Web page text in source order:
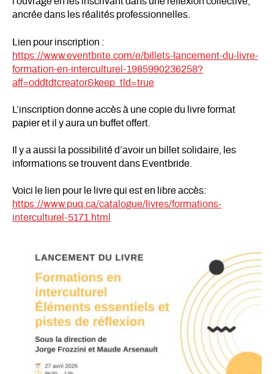
ancrée dans les réalités professionnelles.
Lien pour inscription :
https://www.eventbrite.com/e/billets-lancement-du-livre-
formation-en-interculturel-1985990236258?
aff=oddtdtcreator&keep_tld=true
L’inscription donne accès à une copie du livre format
papier et il y aura un buffet offert.
Il y a aussi la possibilité d’avoir un billet solidaire, les
informations se trouvent dans Eventbride.
Voici le lien pour le livre qui est en libre accès:
https://www.puq.ca/catalogue/livres/formations-
interculturel-5171.html